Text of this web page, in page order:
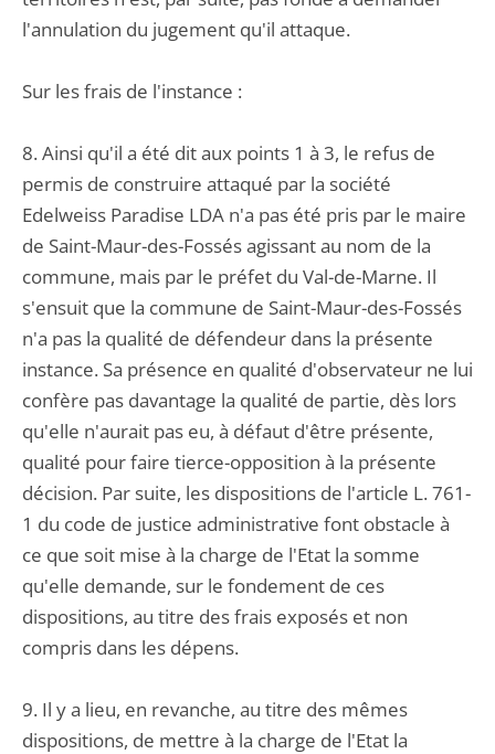
l'annulation du jugement qu'il attaque.
Sur les frais de l'instance :
8. Ainsi qu'il a été dit aux points 1 à 3, le refus de
permis de construire attaqué par la société
Edelweiss Paradise LDA n'a pas été pris par le maire
de Saint-Maur-des-Fossés agissant au nom de la
commune, mais par le préfet du Val-de-Marne. Il
s'ensuit que la commune de Saint-Maur-des-Fossés
n'a pas la qualité de défendeur dans la présente
instance. Sa présence en qualité d'observateur ne lui
confère pas davantage la qualité de partie, dès lors
qu'elle n'aurait pas eu, à défaut d'être présente,
qualité pour faire tierce-opposition à la présente
décision. Par suite, les dispositions de l'article L. 761-
1 du code de justice administrative font obstacle à
ce que soit mise à la charge de l'Etat la somme
qu'elle demande, sur le fondement de ces
dispositions, au titre des frais exposés et non
compris dans les dépens.
9. Il y a lieu, en revanche, au titre des mêmes
dispositions, de mettre à la charge de l'Etat la